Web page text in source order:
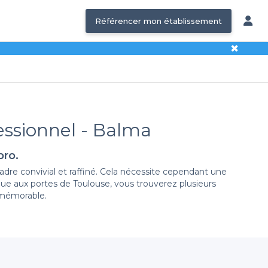
Référencer mon établissement
✖
- Balma
convivial et raffiné. Cela nécessite cependant une
aux portes de Toulouse, vous trouverez plusieurs
clics, vous accédez à une vaste sélection de
espace tendance en bord de canal ou un restaurant